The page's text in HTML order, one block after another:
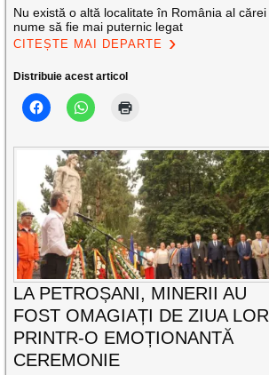
Nu există o altă localitate în România al cărei
nume să fie mai puternic legat
CITEȘTE MAI DEPARTE
Distribuie acest articol
LA PETROȘANI, MINERII AU
FOST OMAGIAȚI DE ZIUA LOR
PRINTR-O EMOȚIONANTĂ
CEREMONIE